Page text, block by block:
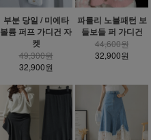
부분 당일 / 미에타
볼륨 퍼프 가디건 자
켓
49,300원
32,900원
파를리 노블패턴 보
들보들 퍼 가디건
44,600원
32,900원